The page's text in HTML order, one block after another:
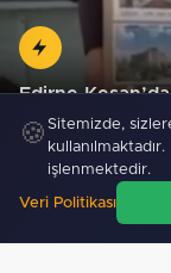
Edirne
🍪 Sitemizde,
işlenmektedir.
Veri Politikası